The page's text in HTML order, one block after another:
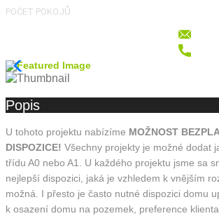
POČET POKOJŮ
Popis
U tohoto projektu nabízíme MOŽNOST
DISPOZICE! Všechny projekty je možné dodat
třídu A0 nebo A1. U každého projektu jsme sa
nejlepší dispozici, jaká je vzhledem k vnějším
možná. I přesto je často nutné dispozici domu
k osazení domu na pozemek, preference